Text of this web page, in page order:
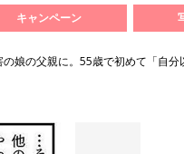
キャンペーン
娘の父親に。55歳で初めて「自